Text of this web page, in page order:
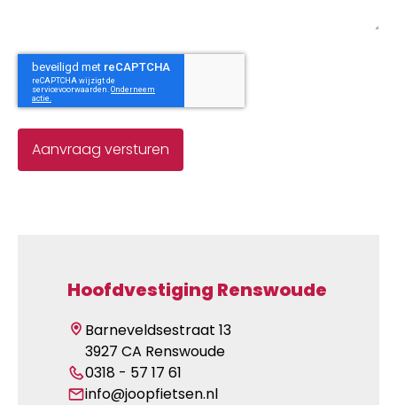
CAPTCHA
Hoofdvestiging Renswoude
Barneveldsestraat 13
3927 CA Renswoude
0318 - 57 17 61
info@joopfietsen.nl